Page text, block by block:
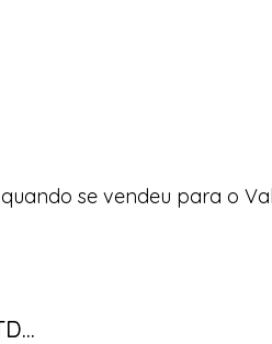
se vendeu para o